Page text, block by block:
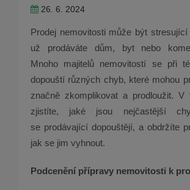
26. 6. 2024
Prodej nemovitosti může být
už prodáváte dům, byt nebo
Mnoho majitelů nemovitostí se při
dopouští různých chyb, které mohou
značně zkomplikovat a prodloužit. V
zjistíte, jaké jsou nejčastější
se prodávající dopouštějí, a obdržíte
jak se jim vyhnout.
Podcenění přípravy nemovitosti k